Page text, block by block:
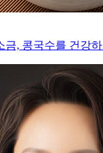
금, 콩국수를 건강